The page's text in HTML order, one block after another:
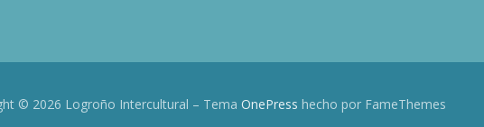
© 2026 Logroño Intercultural – Tema OnePress hecho por FameThemes